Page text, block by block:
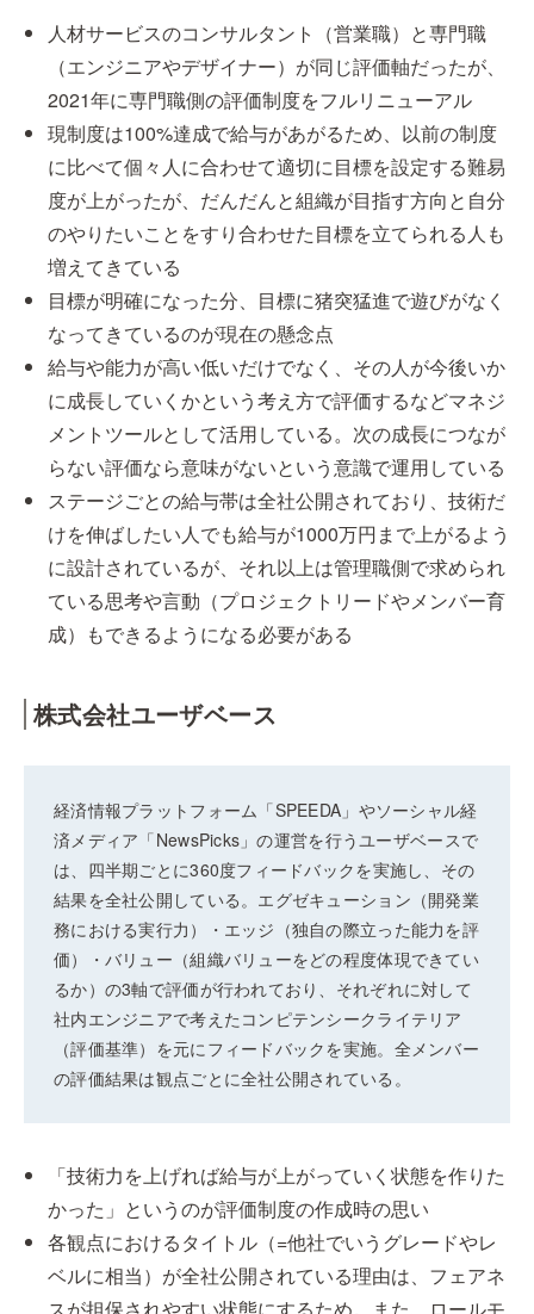
人材サービスのコンサルタント（営業職）と専門職
（エンジニアやデザイナー）が同じ評価軸だったが、
2021年に専門職側の評価制度をフルリニューアル
現制度は100%達成で給与があがるため、以前の制度
に比べて個々人に合わせて適切に⽬標を設定する難易
度が上がったが、だんだんと組織が目指す方向と自分
のやりたいことをすり合わせた目標を立てられる人も
増えてきている
目標が明確になった分、目標に猪突猛進で遊びがなく
なってきているのが現在の懸念点
給与や能力が高い低いだけでなく、その人が今後いか
に成長していくかという考え方で評価するなどマネジ
メントツールとして活用している。次の成長につなが
らない評価なら意味がないという意識で運用している
ステージごとの給与帯は全社公開されており、技術だ
けを伸ばしたい人でも給与が1000万円まで上がるよう
に設計されているが、それ以上は管理職側で求められ
ている思考や言動（プロジェクトリードやメンバー育
成）もできるようになる必要がある
株式会社ユーザベース
経済情報プラットフォーム「SPEEDA」やソーシャル経
済メディア「NewsPicks」の運営を行うユーザベースで
は、四半期ごとに360度フィードバックを実施し、その
結果を全社公開している。エグゼキューション（開発業
務における実行力）・エッジ（独自の際立った能力を評
価）・バリュー（組織バリューをどの程度体現できてい
るか）の3軸で評価が行われており、それぞれに対して
社内エンジニアで考えたコンピテンシークライテリア
（評価基準）を元にフィードバックを実施。全メンバー
の評価結果は観点ごとに全社公開されている。
「技術力を上げれば給与が上がっていく状態を作りた
かった」というのが評価制度の作成時の思い
各観点におけるタイトル（=他社でいうグレードやレ
ベルに相当）が全社公開されている理由は、フェアネ